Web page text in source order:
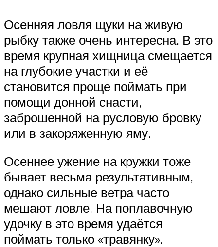
Осенняя ловля щуки на живую
рыбку также очень интересна. В это
время крупная хищница смещается
на глубокие участки и её
становится проще поймать при
помощи донной снасти,
заброшенной на русловую бровку
или в закоряженную яму.
Осеннее ужение на кружки тоже
бывает весьма результативным,
однако сильные ветра часто
мешают ловле. На поплавочную
удочку в это время удаётся
поймать только «травянку».